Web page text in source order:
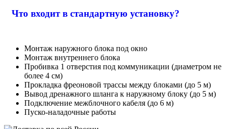
Что входит в стандартную установку?
Монтаж наружного блока под окно
Монтаж внутреннего блока
Пробивка 1 отверстия под коммуникации (диаметром не
более 4 см)
Прокладка фреоновой трассы между блоками (до 5 м)
Вывод дренажного шланга к наружному блоку (до 5 м)
Подключение межблочного кабеля (до 6 м)
Пуско-наладочные работы